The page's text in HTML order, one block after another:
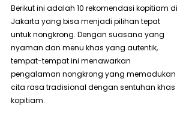
Berikut ini adalah 10 rekomendasi kopitiam di
Jakarta yang bisa menjadi pilihan tepat
untuk nongkrong. Dengan suasana yang
nyaman dan menu khas yang autentik,
tempat-tempat ini menawarkan
pengalaman nongkrong yang memadukan
cita rasa tradisional dengan sentuhan khas
kopitiam.